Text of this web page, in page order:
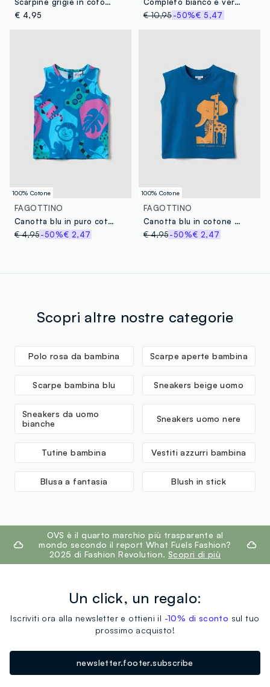
€ 4,95
€ 10,95 -50%€ 5,47
100% Cotone
FAGOTTINO
Canotta blu in puro cotone con stampa all over per bimbo regular fit
€ 4,95-50%€ 2,47
100% Cotone
FAGOTTINO
Canotta blu in cotone organico con stampa
€ 4,95-50%€ 2,47
Scopri altre nostre categorie
Polo rosa da bambina Scarpe aperte bambina
Scarpe bambina blu Sneakers beige uomo
Sneakers da uomo
bianche
Sneakers uomo nere
Tutine bambina Vestiti azzurri bambina
Blusa a fantasia Blush in stick
footer.ariatitleOVS è il quarto marchio più trasparente al
mondo secondo il report What Fuels Fashion?
2025 di Fashion Revolution. Scopri di più
Un click, un regalo:
Iscriviti ora alla newsletter e ottieni il -10% di sconto sul tuo
prossimo acquisto!
newsletter.footer.subscribe